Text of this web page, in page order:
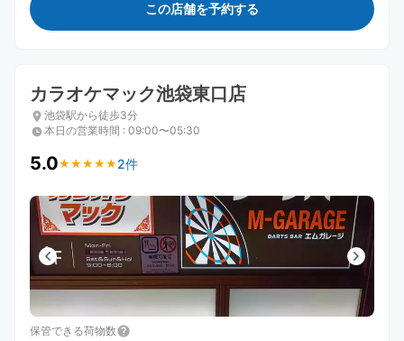
この店舗を予約する
カラオケマック池袋東口店
池袋駅から徒歩3分
本日の営業時間 : 09:00〜05:30
5.0★ ★ ★ ★ ★
★ ★ ★ ★ ★ 2件
保管できる荷物数